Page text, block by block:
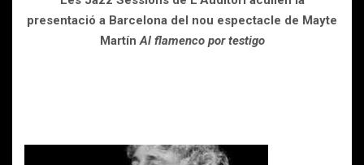
presentació a Barcelona del nou espectacle de Mayte
MartínAl flamenco por testigo